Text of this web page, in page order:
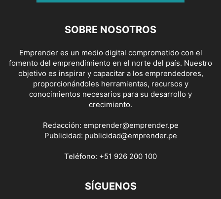
SOBRE NOSOTROS
Emprender es un medio digital comprometido con el
fomento del emprendimiento en el norte del país. Nuestro
objetivo es inspirar y capacitar a los emprendedores,
proporcionándoles herramientas, recursos y
conocimientos necesarios para su desarrollo y
crecimiento.
Redacción: emprender@emprender.pe
Publicidad: publicidad@emprender.pe
Teléfono: +51 926 200 100
SÍGUENOS